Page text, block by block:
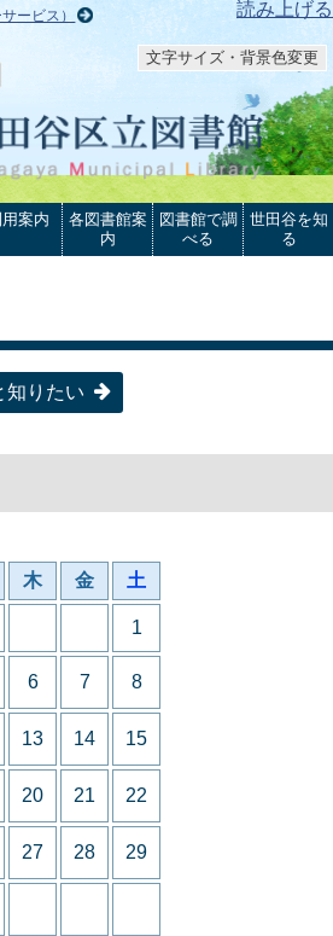
読み上げる
ービス）
文字サイズ・背景色変更
案内
各図書館案
内
図書館で調
べる
世田谷を知
る
知りたい
木 金 土
1
6 7 8
13 14 15
20 21 22
27 28 29